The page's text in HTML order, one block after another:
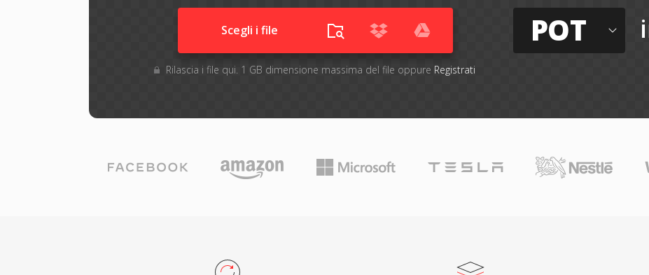
Scegli i file
Rilascia i file qui. 1 GB dimensione massima del file oppure Registrati
POT